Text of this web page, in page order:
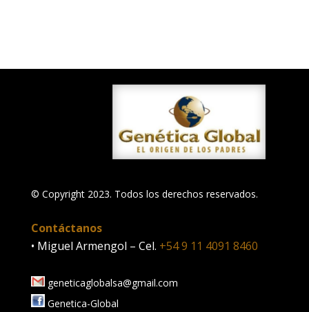
© Copyright 2023. Todos los derechos reservados.
Contáctanos
• Miguel Armengol – Cel. +54 9 11 4091 8460
geneticaglobalsa@gmail.com
Genetica-Global